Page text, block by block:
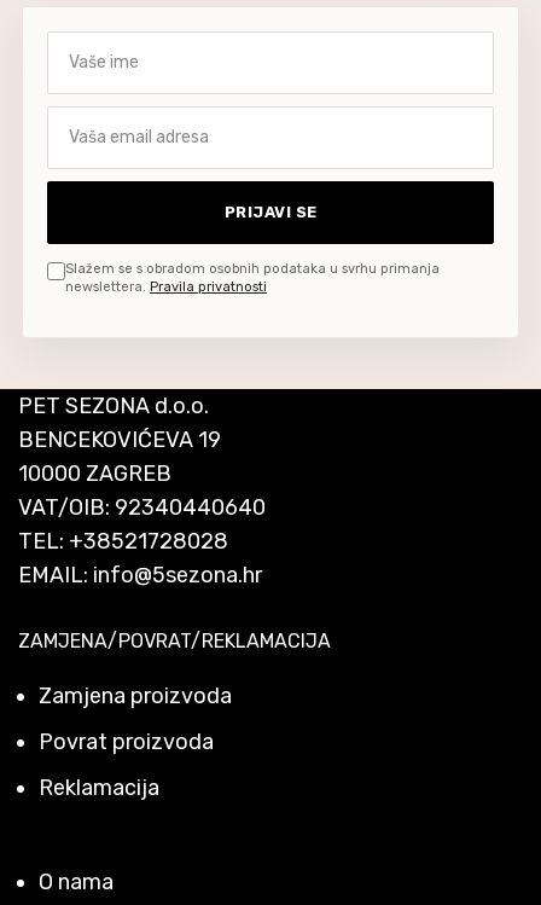
PRIJAVI SE
Slažem se s obradom osobnih podataka u svrhu primanja
newslettera. Pravila privatnosti
PET SEZONA d.o.o.
BENCEKOVIĆEVA 19
10000 ZAGREB
VAT/OIB: 92340440640
TEL: +38521728028
EMAIL: info@5sezona.hr
ZAMJENA/POVRAT/REKLAMACIJA
Zamjena proizvoda
Povrat proizvoda
Reklamacija
O nama